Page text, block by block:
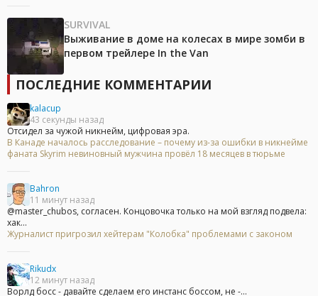
SURVIVAL
Выживание в доме на колесах в мире зомби в
первом трейлере In the Van
ПОСЛЕДНИЕ КОММЕНТАРИИ
kalacup
43 секунды назад
Отсидел за чужой никнейм, цифровая эра.
В Канаде началось расследование – почему из-за ошибки в никнейме
фаната Skyrim невиновный мужчина провёл 18 месяцев в тюрьме
Bahron
11 минут назад
@master_chubos, согласен. Концовочка только на мой взгляд подвела:
хак...
Журналист пригрозил хейтерам "Колобка" проблемами с законом
Rikudx
12 минут назад
Ворлд босс - давайте сделаем его инстанс боссом, не -...